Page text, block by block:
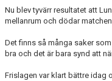
Nu blev tyvärr resultatet att
mellanrum och dödar
Det finns så många saker
bra och det är bara synd att
Frislagen var klart bättre idag